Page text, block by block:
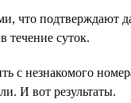
подтверждают
течение суток.
с незнакомого
И вот результаты.